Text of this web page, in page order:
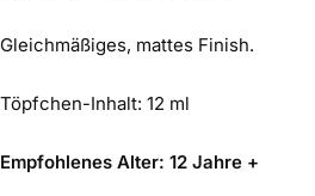
Gleichmäßiges, mattes Finish.
Töpfchen-Inhalt: 12 ml
Empfohlenes Alter: 12 Jahre +